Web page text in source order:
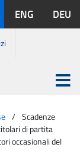
ENG DEU
Apri
menu
Scadenze
di partita
occasionali del